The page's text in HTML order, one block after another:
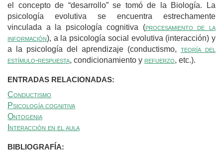
el concepto de “desarrollo” se tomó de la Biología. La
psicología evolutiva se encuentra estrechamente
vinculada a la psicología cognitiva (procesamiento de la
información), a la psicología social evolutiva (interacción) y
a la psicología del aprendizaje (conductismo, teoría del
estímulo-respuesta, condicionamiento y refuerzo, etc.).
ENTRADAS RELACIONADAS:
Conductismo
Psicología cognitiva
Ontogenia
Interacción en el aula
BIBLIOGRAFÍA: